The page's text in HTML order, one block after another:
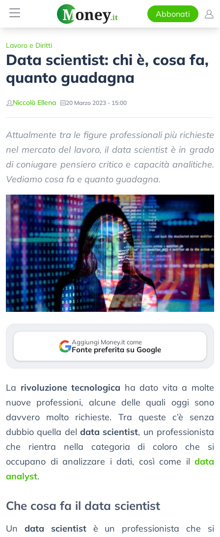
Abbonati
Lavoro e Diritti
Data scientist: chi è, cosa fa,
quanto guadagna
Niccolò Ellena 20 Marzo 2023 - 15:00
Attualmente tra le figure professionali più richieste
nel mercato del lavoro, il data scientist è in grado
di coniugare pensiero critico e capacità analitiche.
Vediamo cosa fa e quanto guadagna.
Aggiungi Money.it come
Fonte preferita su Google
La rivoluzione tecnologica ha dato vita a molte
nuove professioni, alcune delle quali oggi sono
davvero molto richieste. Tra queste c’è senza
dubbio quella del data scientist, un professionista
che rientra nella categoria di coloro che si
occupano di analizzare i dati, così come il data
analyst.
Che cosa fa il data scientist
Un data scientistè un professionista che si